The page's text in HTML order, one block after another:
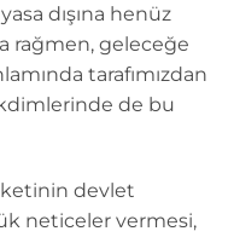
dışına henüz
rağmen, geleceğe
tarafımızdan
de bu
devlet
neticeler vermesi,